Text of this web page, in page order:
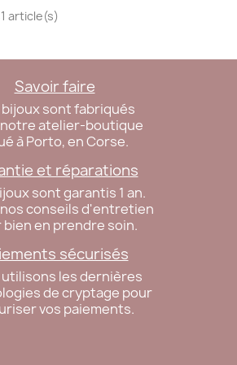
article(s)
Savoir faire
bijoux sont fabriqués
atelier-boutique
à Porto, en Corse.
et réparations
sont garantis 1 an.
conseils d'entretien
bien en prendre soin.
sécurisés
utilisons les dernières
de cryptage pour
vos paiements.